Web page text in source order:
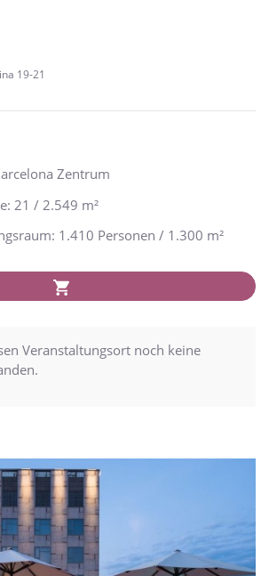
19-21
Zentrum
21 / 2.549 m²
1.410 Personen / 1.300 m²
Veranstaltungsort noch keine